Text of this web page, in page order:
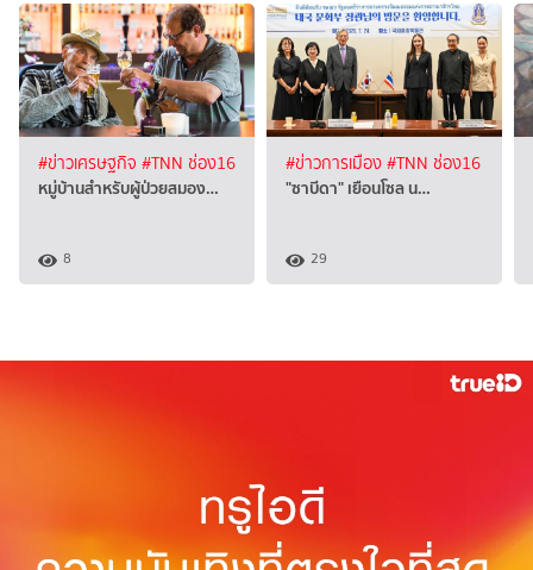
#ข่าวเศรษฐกิจ #TNN ช่อง16
หมู่บ้านสำหรับผู้ป่วยสมอง…
8
#ข่าวการเมือง#TNN ช่อง16
"ซาบีดา" เยือนโซล น…
29